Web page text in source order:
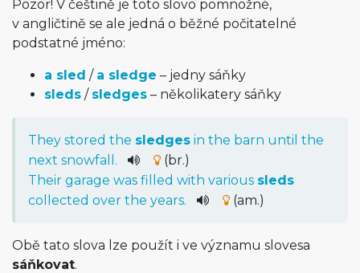
Pozor! V češtině je toto slovo pomnožné,
v angličtině se ale jedná o běžné počitatelné
podstatné jméno:
a sled / a sledge – jedny sáňky
sleds / sledges – několikatery sáňky
They stored the sledges in the barn until the
next snowfall .
(br.)
Their garage was filled with various sleds
collected over the years. (am.)
Obě tato slova lze použít i ve významu slovesa
sáňkovat.